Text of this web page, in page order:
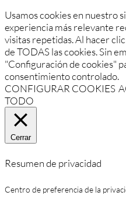
Usamos cookies en nuestro
experiencia más relevante
visitas repetidas. Al hacer
de TODAS las cookies. Sin
"Configuración de cookies"
consentimiento controlado.
CONFIGURAR COOKIES
TODO
Cerrar
Resumen de privacidad
Centro de preferencia de la